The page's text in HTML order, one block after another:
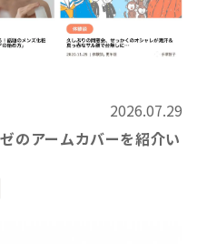
2026.07.29
のアームカバーを紹介い